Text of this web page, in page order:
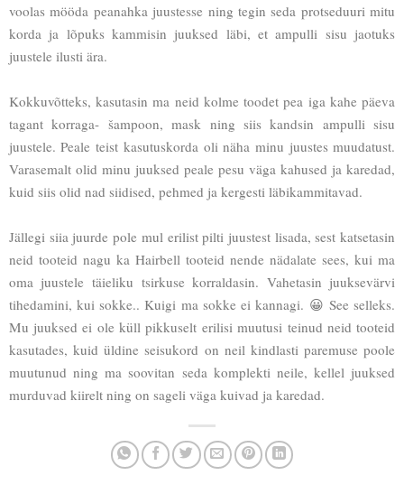
voolas mööda peanahka juustesse ning tegin seda protseduuri mitu
korda ja lõpuks kammisin juuksed läbi, et ampulli sisu jaotuks
juustele ilusti ära.
Kokkuvõtteks, kasutasin ma neid kolme toodet pea iga kahe päeva
tagant korraga- šampoon, mask ning siis kandsin ampulli sisu
juustele. Peale teist kasutuskorda oli näha minu juustes muudatust.
Varasemalt olid minu juuksed peale pesu väga kahused ja karedad,
kuid siis olid nad siidised, pehmed ja kergesti läbikammitavad.
Jällegi siia juurde pole mul erilist pilti juustest lisada, sest katsetasin
neid tooteid nagu ka Hairbell tooteid nende nädalate sees, kui ma
oma juustele täieliku tsirkuse korraldasin. Vahetasin juuksevärvi
tihedamini, kui sokke.. Kuigi ma sokke ei kannagi. 😀 See selleks.
Mu juuksed ei ole küll pikkuselt erilisi muutusi teinud neid tooteid
kasutades, kuid üldine seisukord on neil kindlasti paremuse poole
muutunud ning ma soovitan seda komplekti neile, kellel juuksed
murduvad kiirelt ning on sageli väga kuivad ja karedad.